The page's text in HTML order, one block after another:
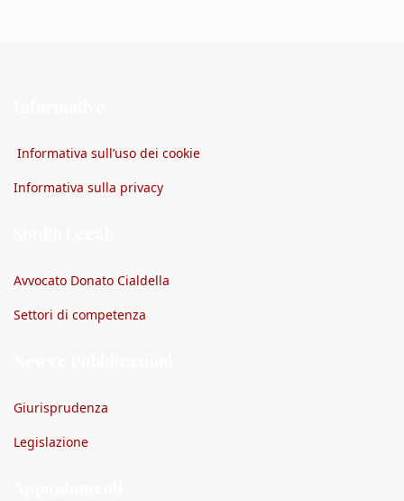
Informativa sull’uso dei cookie
Informativa sulla privacy
Avvocato Donato Cialdella
Settori di competenza
Giurisprudenza
Legislazione